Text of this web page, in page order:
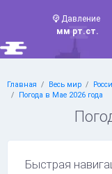
Давление
мм рт.ст.
Главная Весь мир
Погода в Мае 2026 года
Быстрая